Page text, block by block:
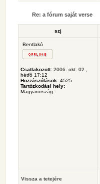
Re: a fórum saját verse
szj
Bentlakó
Csatlakozott: 2006. okt. 02.,
hétfő 17:12
Hozzászólások: 4525
Tartózkodási hely:
Magyarország
Vissza a tetejére